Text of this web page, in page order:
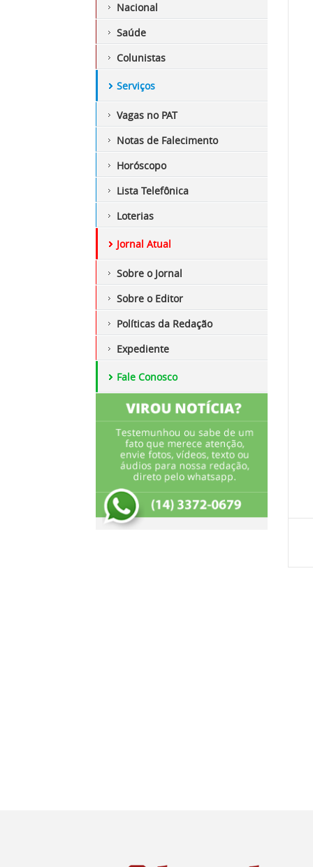
Nacional
Saúde
Colunistas
Serviços
Vagas no PAT
Notas de Falecimento
Horóscopo
Lista Telefônica
Loterias
Jornal Atual
Sobre o Jornal
Sobre o Editor
Políticas da Redação
Expediente
Fale Conosco